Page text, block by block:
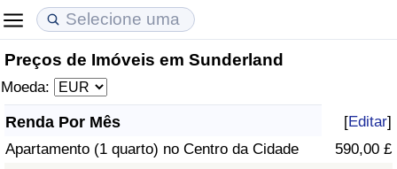
Preços de Imóveis em Sunderland
Moeda:
Renda Por Mês [Editar]
Apartamento (1 quarto) no Centro da Cidade
590,00 £
Custo de Vida
Indicador de Custo de Vida (Atual)
Indicador de Custo de Vida
Preços de Imóveis
Indicador de Preços de Imóveis (Atual)
Indicador de Preços de Imóveis
Qualidade de Vida
Indicador de Qualidade de Vida
Indicador de Qualidade de Vida (Atual)